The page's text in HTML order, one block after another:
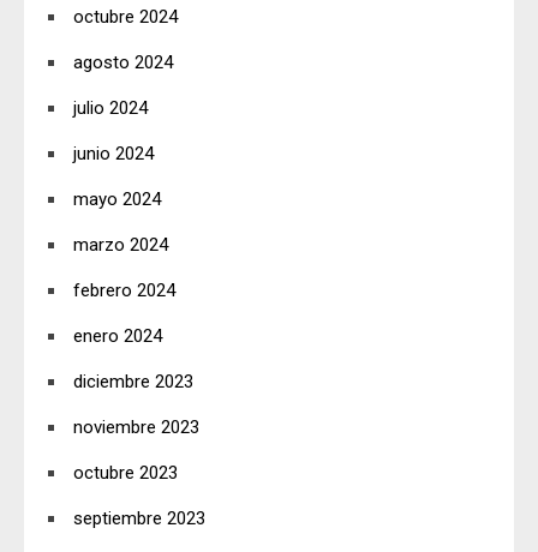
octubre 2024
agosto 2024
julio 2024
junio 2024
mayo 2024
marzo 2024
febrero 2024
enero 2024
diciembre 2023
noviembre 2023
octubre 2023
septiembre 2023